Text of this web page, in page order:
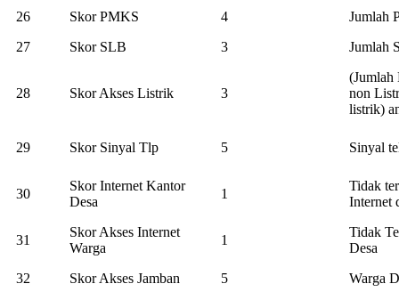
26
Skor PMKS 4
Jumlah
27
Skor SLB 3 Jumlah
28 Skor Akses Listrik 3
(Jumlah
non
listrik)
29 Skor Sinyal Tlp 5 Sinyal
30
Skor Internet Kantor
Desa
1
Tidak
Internet
31
Skor Akses Internet
Warga
1
Tidak
Desa
32
Skor Akses Jamban 5 Warga